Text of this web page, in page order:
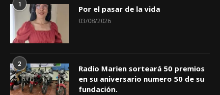
1 Por el pasar de la vida
03/08/2026
2
Radio Marien sorteará 50 premios
en su aniversario numero 50 de su
fundación.